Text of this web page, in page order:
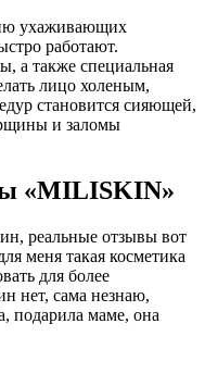
ухаживающих
работают.
а также специальная
лицо холеным,
становится сияющей,
и заломы
«MILISKIN»
реальные отзывы вот
меня такая косметика
для более
нет, сама незнаю,
подарила маме, она